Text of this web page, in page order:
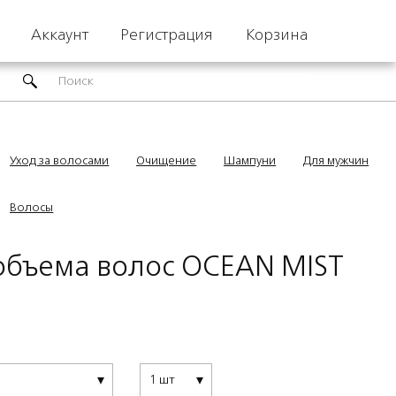
Аккаунт Регистрация Корзина
Уход за волосами Очищение Шампуни Для мужчин
Волосы
волос OCEAN MIST
1 шт